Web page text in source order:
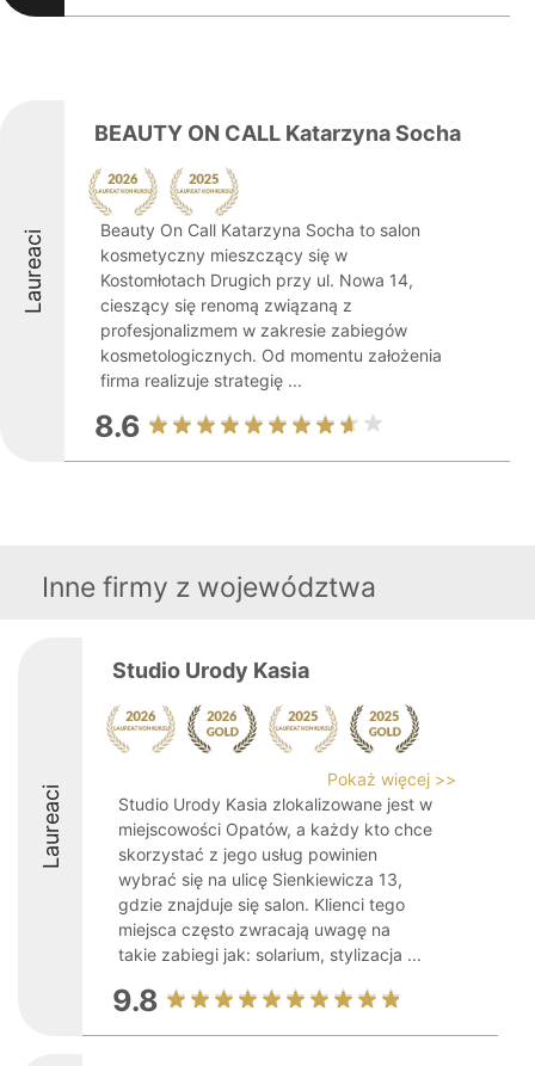
Laureaci
BEAUTY ON CALL Katarzyna Socha
Beauty On Call Katarzyna Socha to salon
kosmetyczny mieszczący się w
Kostomłotach Drugich przy ul. Nowa 14,
cieszący się renomą związaną z
profesjonalizmem w zakresie zabiegów
kosmetologicznych. Od momentu założenia
firma realizuje strategię ...
8.6
Inne firmy z województwa
Laureaci
Studio Urody Kasia
Pokaż więcej >>
Studio Urody Kasia zlokalizowane jest w
miejscowości Opatów, a każdy kto chce
skorzystać z jego usług powinien
wybrać się na ulicę Sienkiewicza 13,
gdzie znajduje się salon. Klienci tego
miejsca często zwracają uwagę na
takie zabiegi jak: solarium, stylizacja ...
9.8